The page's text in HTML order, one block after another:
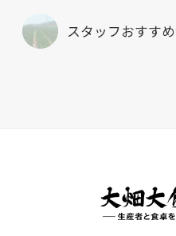
スタッフおすす